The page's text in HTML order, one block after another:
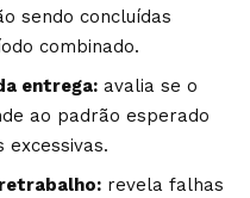
sendo concluídas
combinado.
entrega: avalia se o
ao padrão esperado
excessivas.
revela falhas